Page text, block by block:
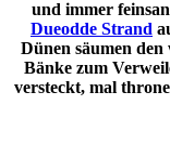
und immer
Dueodde Strand
Dünen säumen
Bänke zum
versteckt, mal